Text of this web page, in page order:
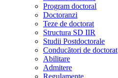
Program doctoral
Doctoranzi
Teze de doctorat
Structura SD IIR
Studii Postdoctorale
Conducători de doctorat
Abilitare
Admitere
Regulamente